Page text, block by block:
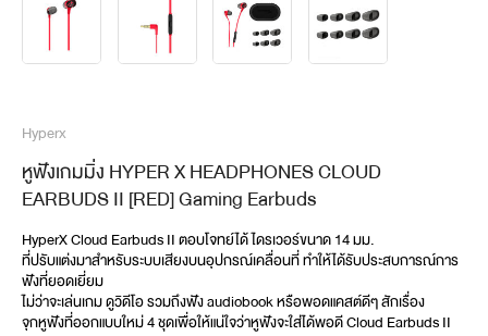
Hyperx
หูฟังเกมมิ่ง HYPER X HEADPHONES CLOUD
EARBUDS II [RED] Gaming Earbuds
HyperX Cloud Earbuds II ตอบโจทย์ได้ ไดรเวอร์ขนาด 14 มม.
ที่ปรับแต่งมาสำหรับระบบเสียงบนอุปกรณ์เคลื่อนที่ ทำให้ได้รับประสบการณ์การ
ฟังที่ยอดเยี่ยม
ไม่ว่าจะเล่นเกม ดูวิดีโอ รวมถึงฟัง audiobook หรือพอดแคสต์ดีๆ สักเรื่อง
จุกหูฟังที่ออกแบบใหม่ 4 ชุดเพื่อให้แน่ใจว่าหูฟังจะใส่ได้พอดี Cloud Earbuds II